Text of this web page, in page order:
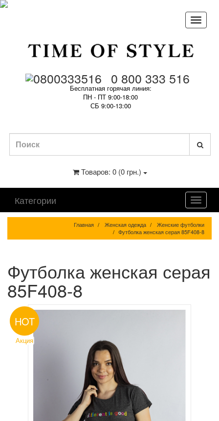
0 800 333 516
Бесплатная горячая линия:
ПН - ПТ 9:00-18:00
СБ 9:00-13:00
Товаров: 0 (0 грн.)
Категории
Главная Женская одежда
Женские футболки
Футболка женская серая 85F408-8
Футболка женская серая
85F408-8
HOT
Акция